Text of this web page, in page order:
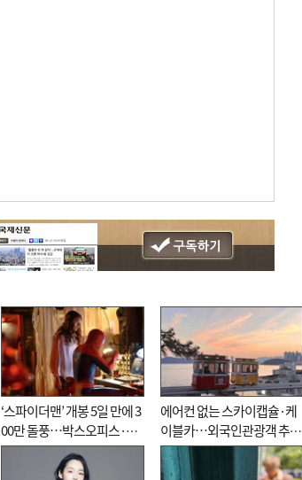
‘스파이더맨’ 개봉 5일 만에 3
00만 돌풍…박스오피스·예
매율 동시 1위
에어컨 없는 스카이캡슐·케
이블카…외국인관광객 추억
대신 고역 될라